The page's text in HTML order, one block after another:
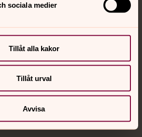
sociala medier
Tillåt alla kakor
Tillåt urval
Avvisa
och nätter.